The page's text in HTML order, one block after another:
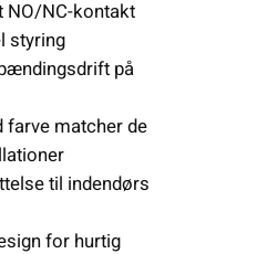
NO/NC-kontakt
styring
på
farve matcher de
til indendørs
for hurtig